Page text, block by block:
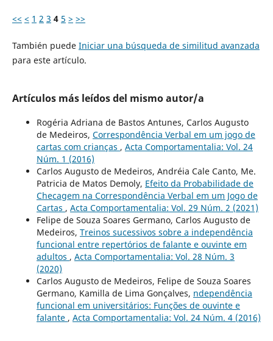
<< < 1 2 3 4 5 > >>
También puede Iniciar una búsqueda de similitud avanzada
para este artículo.
Artículos más leídos del mismo autor/a
Rogéria Adriana de Bastos Antunes, Carlos Augusto
de Medeiros, Correspondência Verbal em um jogo de
cartas com crianças , Acta Comportamentalia: Vol. 24
Núm. 1 (2016)
Carlos Augusto de Medeiros, Andréia Cale Canto, Me.
Patricia de Matos Demoly, Efeito da Probabilidade de
Checagem na Correspondência Verbal em um Jogo de
Cartas , Acta Comportamentalia: Vol. 29 Núm. 2 (2021)
Felipe de Souza Soares Germano, Carlos Augusto de
Medeiros, Treinos sucessivos sobre a independência
funcional entre repertórios de falante e ouvinte em
adultos , Acta Comportamentalia: Vol. 28 Núm. 3
(2020)
Carlos Augusto de Medeiros, Felipe de Souza Soares
Germano, Kamilla de Lima Gonçalves, ndependência
funcional em universitários: Funções de ouvinte e
falante , Acta Comportamentalia: Vol. 24 Núm. 4 (2016)